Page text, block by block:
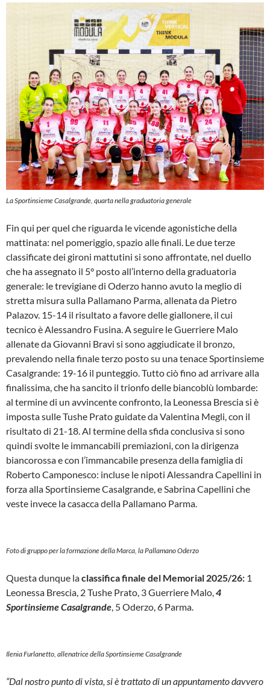
La Sportinsieme Casalgrande, quarta nella graduatoria generale
Fin qui per quel che riguarda le vicende agonistiche della
mattinata: nel pomeriggio, spazio alle finali. Le due terze
classificate dei gironi mattutini si sono affrontate, nel duello
che ha assegnato il 5° posto all’interno della graduatoria
generale: le trevigiane di Oderzo hanno avuto la meglio di
stretta misura sulla Pallamano Parma, allenata da Pietro
Palazov. 15-14 il risultato a favore delle giallonere, il cui
tecnico è Alessandro Fusina. A seguire le Guerriere Malo
allenate da Giovanni Bravi si sono aggiudicate il bronzo,
prevalendo nella finale terzo posto su una tenace Sportinsieme
Casalgrande: 19-16 il punteggio. Tutto ciò fino ad arrivare alla
finalissima, che ha sancito il trionfo delle biancoblù lombarde:
al termine di un avvincente confronto, la Leonessa Brescia si è
imposta sulle Tushe Prato guidate da Valentina Megli, con il
risultato di 21-18. Al termine della sfida conclusiva si sono
quindi svolte le immancabili premiazioni, con la dirigenza
biancorossa e con l’immancabile presenza della famiglia di
Roberto Camponesco: incluse le nipoti Alessandra Capellini in
forza alla Sportinsieme Casalgrande, e Sabrina Capellini che
veste invece la casacca della Pallamano Parma.
Foto di gruppo per la formazione della Marca, la Pallamano Oderzo
Questa dunque laclassifica finale del Memorial 2025/26: 1
Leonessa Brescia, 2 Tushe Prato, 3 Guerriere Malo,4
Sportinsieme Casalgrande, 5 Oderzo, 6 Parma.
Ilenia Furlanetto, allenatrice della Sportinsieme Casalgrande
“Dal nostro punto di vista, si è trattato di un appuntamento davvero